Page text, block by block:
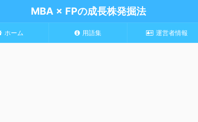
MBA × FPの成長株発掘法
ホーム 用語集 運営者情報